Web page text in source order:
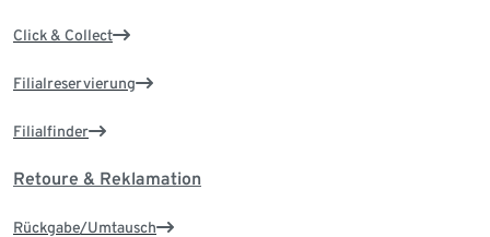
Click & Collect
Filialreservierung
Filialfinder
Retoure & Reklamation
Rückgabe/Umtausch